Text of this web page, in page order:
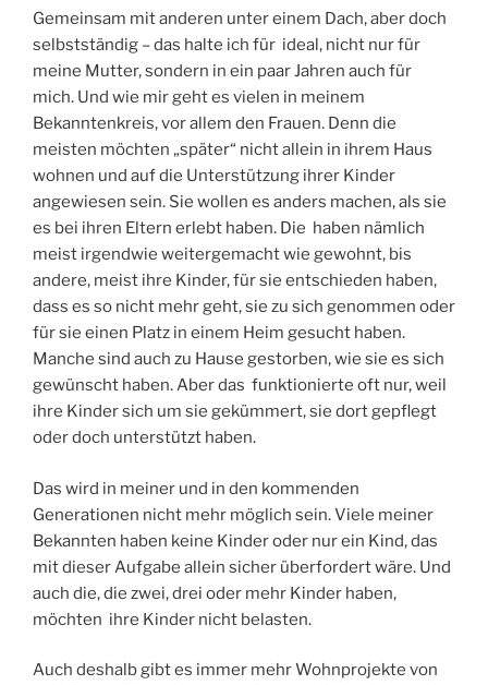
Gemeinsam mit anderen unter einem Dach, aber doch
selbstständig – das halte ich für ideal, nicht nur für
meine Mutter, sondern in ein paar Jahren auch für
mich. Und wie mir geht es vielen in meinem
Bekanntenkreis, vor allem den Frauen. Denn die
meisten möchten „später“ nicht allein in ihrem Haus
wohnen und auf die Unterstützung ihrer Kinder
angewiesen sein. Sie wollen es anders machen, als sie
es bei ihren Eltern erlebt haben. Die haben nämlich
meist irgendwie weitergemacht wie gewohnt, bis
andere, meist ihre Kinder, für sie entschieden haben,
dass es so nicht mehr geht, sie zu sich genommen oder
für sie einen Platz in einem Heim gesucht haben.
Manche sind auch zu Hause gestorben, wie sie es sich
gewünscht haben. Aber das funktionierte oft nur, weil
ihre Kinder sich um sie gekümmert, sie dort gepflegt
oder doch unterstützt haben.
Das wird in meiner und in den kommenden
Generationen nicht mehr möglich sein. Viele meiner
Bekannten haben keine Kinder oder nur ein Kind, das
mit dieser Aufgabe allein sicher überfordert wäre. Und
auch die, die zwei, drei oder mehr Kinder haben,
möchten ihre Kinder nicht belasten.
Auch deshalb gibt es immer mehr Wohnprojekte von